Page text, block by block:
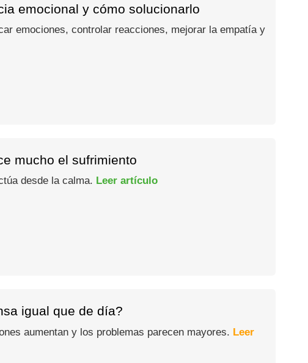
emocional y cómo solucionarlo
emociones, controlar reacciones, mejorar la empatía y
mucho el sufrimiento
desde la calma. Leer artículo
igual que de día?
aumentan y los problemas parecen mayores. Leer